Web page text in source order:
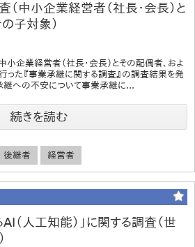
中小企業経営者（社長・会長）と
子対象）
小企業経営者（社長・会長）とその配偶者、およ
った『事業承継に関する調査』の調査結果を発
継への不安について事業承継に...
続きを読む
後継者 経営者
（人工知能）」に関する調査（世